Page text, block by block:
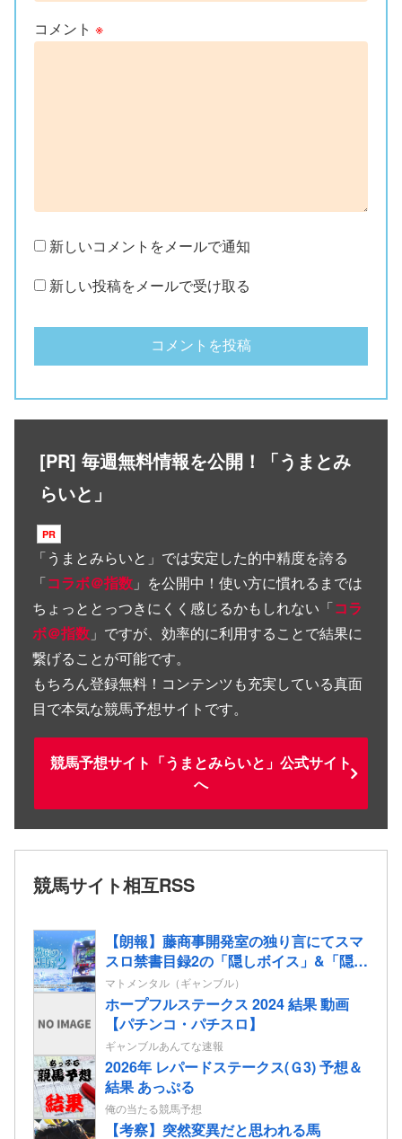
コメント ※
新しいコメントをメールで通知
新しい投稿をメールで受け取る
[PR] 毎週無料情報を公開！「うまとみ
らいと」
「うまとみらいと 」では安定した的中精度を誇る
「コラボ＠指数 」を公開中！使い方に慣れるまでは
ちょっととっつきにくく感じるかもしれない「コラ
ボ＠指数 」ですが、効率的に利用することで結果に
繋げることが可能です。
もちろん登録無料！コンテンツも充実している真面
目で本気な競馬予想サイトです。
競馬予想サイト「うまとみらいと」公式サイト
へ
競馬サイト相互RSS
【朗報】藤商事開発室の独り言にてスマ
スロ禁書目録2の「隠しボイス」&「隠し
楽曲（telepath/Real）」解放コマンドが
公開される！
マトメンタル（ギャンブル）
ホープフルステークス 2024 結果 動画
【パチンコ・パチスロ】
ギャンブルあんてな速報
2026年 レパードステークス(Ｇ3) 予想＆
結果 あっぷる
俺の当たる競馬予想
【考察】突然変異だと思われる馬